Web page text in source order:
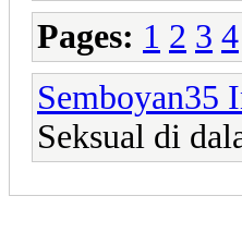
Pages: 1 2 3 4
Semboyan35
Seksual di